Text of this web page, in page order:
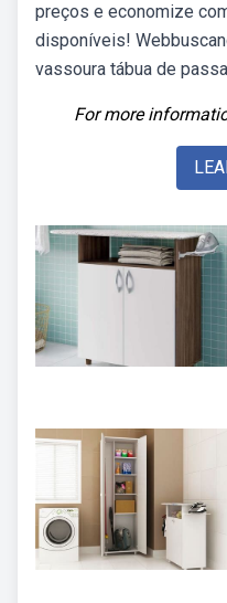
preços e economize
disponíveis!
vassoura tábua de
For more